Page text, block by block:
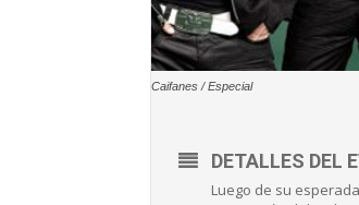
Caifanes / Especial
DETALLES DEL
Luego de su